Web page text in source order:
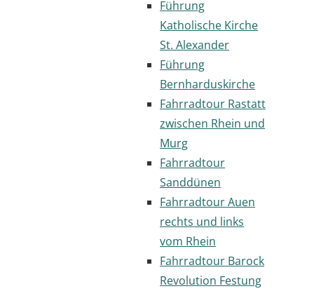
Führung
Katholische Kirche
St. Alexander
Führung
Bernharduskirche
Fahrradtour Rastatt
zwischen Rhein und
Murg
Fahrradtour
Sanddünen
Fahrradtour Auen
rechts und links
vom Rhein
Fahrradtour Barock
Revolution Festung